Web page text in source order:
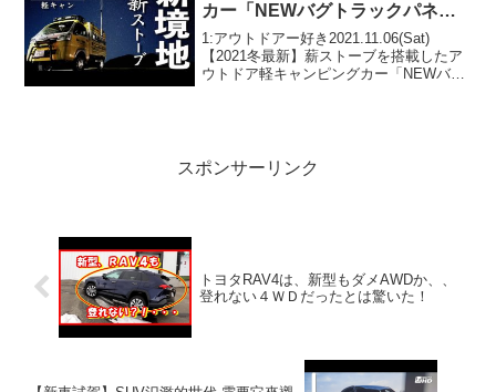
カー「NEWバグトラックパネル
バン j-face」の紹介！
1:アウトドアー好き2021.11.06(Sat)
【2021冬最新】薪ストーブを搭載したア
ウトドア軽キャンピングカー「NEWバグ
スポンサーリンク
トヨタRAV4は、新型もダメAWDか、、
登れない４ＷＤだったとは驚いた！